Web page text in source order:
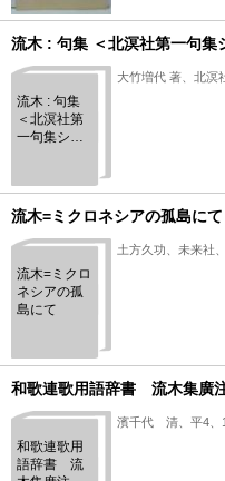
流木 : 句集 ＜北溟社第一句集
流木 : 句集
＜北溟社第
一句集シリ
大竹増代 著、北溟
流木=ミクロネシアの孤島にて
流木=ミクロ
ネシアの孤
島にて
土方久功、未来社
和歌連歌用語辞書 流木集廣
和歌連歌用
語辞書 流
濱千代 清、平4、1